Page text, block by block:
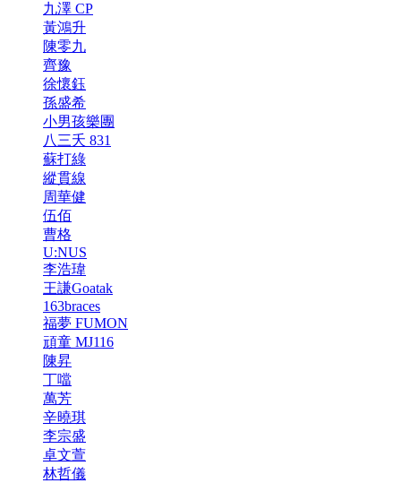
九澤 CP
黃鴻升
陳零九
齊豫
徐懷鈺
孫盛希
小男孩樂團
八三夭 831
蘇打綠
縱貫線
周華健
伍佰
曹格
U:NUS
李浩瑋
王謙Goatak
163braces
福夢 FUMON
頑童 MJ116
陳昇
丁噹
萬芳
辛曉琪
李宗盛
卓文萱
林哲儀